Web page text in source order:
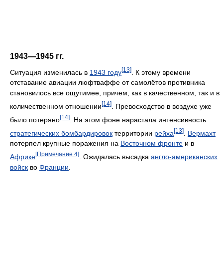
1943—1945 гг.
Ситуация изменилась в 1943 году[13]
. К этому времени
отставание авиации люфтваффе от самолётов противника
становилось все ощутимее, причем, как в качественном, так и в
количественном отношении [14]
. Превосходство в воздухе уже
было потеряно[14]
. На этом фоне нарастала интенсивность
стратегических бомбардировок территории рейха[13]
Вермахт
потерпел крупные поражения на Восточном фронте и в
Африке[Примечание 4] . Ожидалась высадка англо-американских
войск во Франции